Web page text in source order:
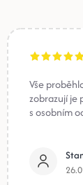
Vše
zobrazují je
s osobním